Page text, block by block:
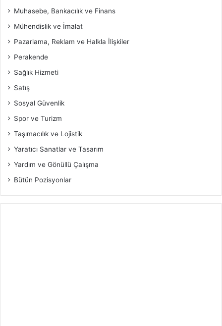
Muhasebe, Bankacılık ve Finans
Mühendislik ve İmalat
Pazarlama, Reklam ve Halkla İlişkiler
Perakende
Sağlık Hizmeti
Satış
Sosyal Güvenlik
Spor ve Turizm
Taşımacılık ve Lojistik
Yaratıcı Sanatlar ve Tasarım
Yardım ve Gönüllü Çalışma
Bütün Pozisyonlar